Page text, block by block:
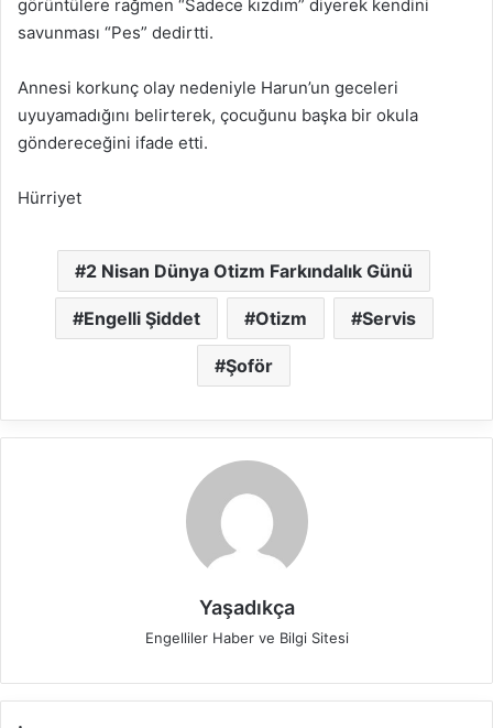
görüntülere rağmen “Sadece kızdım” diyerek kendini
savunması “Pes” dedirtti.
Annesi korkunç olay nedeniyle Harun’un geceleri
uyuyamadığını belirterek, çocuğunu başka bir okula
göndereceğini ifade etti.
Hürriyet
2 Nisan Dünya Otizm Farkındalık Günü
Engelli Şiddet Otizm Servis
Şoför
Yaşadıkça
Engelliler Haber ve Bilgi Sitesi